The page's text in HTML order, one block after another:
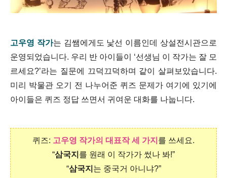
고우영 작가는 김쌤에게도 낯선 이름인데 상설전시관으로
운영되었습니다. 우리 반 아이들이 ‘선생님 이 작가는 잘 모
르세요?’라는 질문에 끄덕끄덕하며 같이 살펴보았습니다.
미리 박물관 오기 전 나누어준 퀴즈 문제가 여기에 있기에
아이들은 퀴즈 정답 쓰면서 귀여운 대화를 나눕니다.
퀴즈: 고우영 작가의 대표작 세 가지 를 쓰세요.
“삼국지 를 원래 이 작가가 썼나 봐!”
“삼국지 는 중국거 아니냐?”